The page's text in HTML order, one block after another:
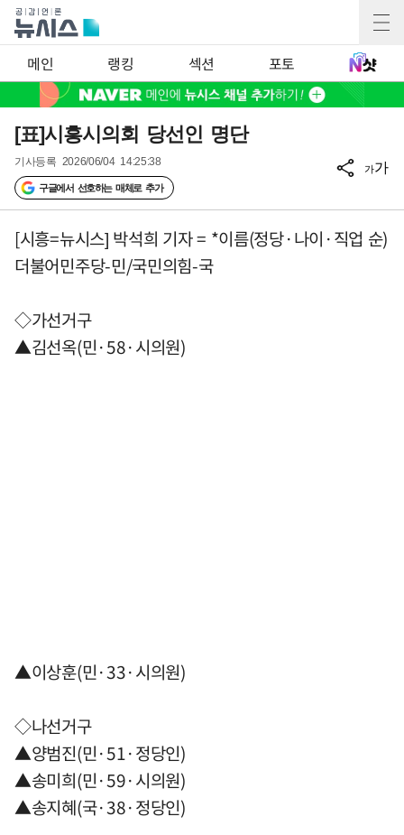
메인 랭킹 섹션 포토
[표]시흥시의회 당선인 명단
기사등록 2026/06/04 14:25:38
구글에서 선호하는 매체로 추가
가가
[시흥=뉴시스] 박석희 기자 = *이름(정당·나이·직업 순)
더불어민주당-민/국민의힘-국
◇가선거구
▲김선옥(민·58·시의원)
▲이상훈(민·33·시의원)
◇나선거구
▲양범진(민·51·정당인)
▲송미희(민·59·시의원)
▲송지혜(국·38·정당인)